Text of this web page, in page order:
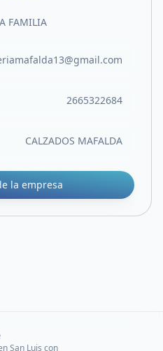
FAMILIA
2665322684
CALZADOS MAFALDA
la empresa
San Luis con